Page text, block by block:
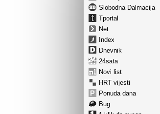
Slobodna Dalmacija
Tportal
Net
Index
Dnevnik
24sata
Novi list
HRT vijesti
Ponuda dana
Bug